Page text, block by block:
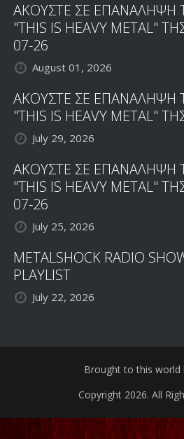
ΑΚΟΥΣΤΕ ΣΕ
"THIS IS HEAVY METAL"
07-26
August 01, 2026
ΑΚΟΥΣΤΕ ΣΕ
"THIS IS HEAVY METAL"
July 29, 2026
ΑΚΟΥΣΤΕ ΣΕ
"THIS IS HEAVY METAL"
07-26
July 25, 2026
METALSHOCK RADIO
PLAYLIST
July 22, 2026
Brought to this world
Copyright 2026. All